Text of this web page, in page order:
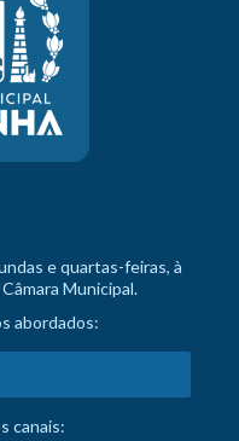
e quartas-feiras, à
Municipal.
abordados:
canais: